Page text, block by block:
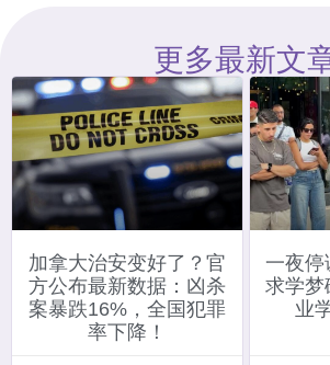
更多最新文
加拿大治安变好了？官
方公布最新数据：凶杀
案暴跌16%，全国犯罪
率下降！
一夜停
求学梦
业